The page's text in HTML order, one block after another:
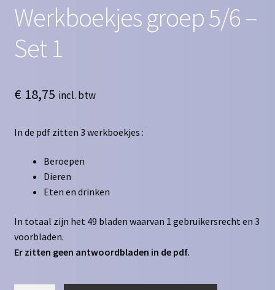
Werkboekjes groep 5/6 –
Set 1
€18,75 incl. btw
In de pdf zitten 3 werkboekjes :
Beroepen
Dieren
Eten en drinken
In totaal zijn het 49 bladen waarvan 1 gebruikersrecht en 3
voorbladen.
Er zitten geen antwoordbladen in de pdf.